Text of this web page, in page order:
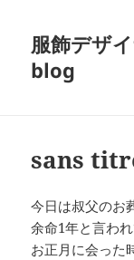
服飾デザ
blog
sans
今日は叔父のお
余命1年と言わ
お正月に会った